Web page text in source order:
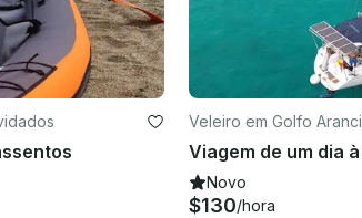
Veleiro em Golfo Aranci
Novo
$130/hora